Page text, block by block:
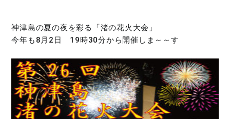
神津島の夏の夜を彩る「渚の花火大会」
今年も8月2日 19時30分から開催しま～～す